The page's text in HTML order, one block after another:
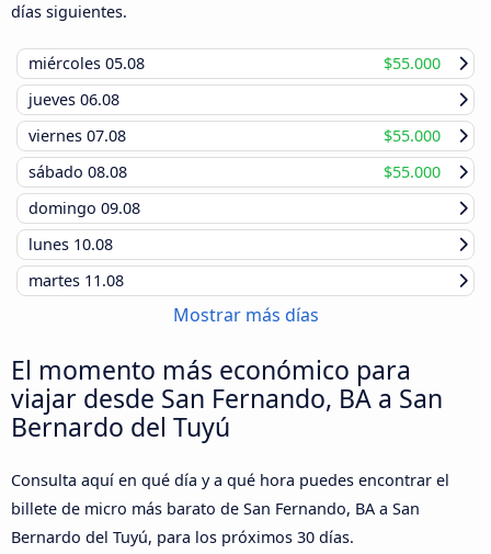
días siguientes.
miércoles 05.08
$55.000
jueves 06.08
viernes 07.08
$55.000
sábado 08.08
$55.000
domingo 09.08
lunes 10.08
martes 11.08
Mostrar más días
El momento más económico para
viajar desde San Fernando, BA a San
Bernardo del Tuyú
Consulta aquí en qué día y a qué hora puedes encontrar el
billete de micro más barato de San Fernando, BA a San
Bernardo del Tuyú, para los próximos 30 días.